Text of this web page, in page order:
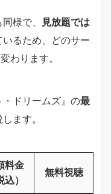
様で、
見放題では
いるため、どのサー
わります。
ドリームズ』の最
ます。
料金
込）
無料視聴